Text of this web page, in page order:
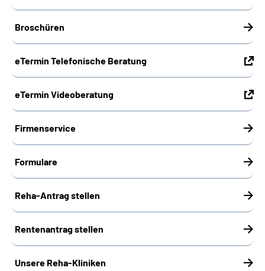
Broschüren
eTermin Telefonische Beratung
eTermin Videoberatung
Firmenservice
Formulare
Reha-Antrag stellen
Rentenantrag stellen
Unsere Reha-Kliniken